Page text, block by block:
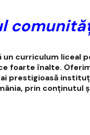
un curriculum
foarte înalte.
prestigioasă
prin